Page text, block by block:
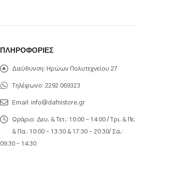
ΠΛΗΡΟΦΟΡΊΕΣ
Διεύθυνση: Ηρώων Πολυτεχνείου 27
Τηλέφωνο: 2292 069323
Email: info@dafnistore.gr
Ωράριο: Δευ. & Τετ.: 10:00 - 14:00 / Τρι. & Πε.
& Πα.: 10:00 – 13:30 & 17:30 – 20:30/ Σα.:
09:30 – 14:30